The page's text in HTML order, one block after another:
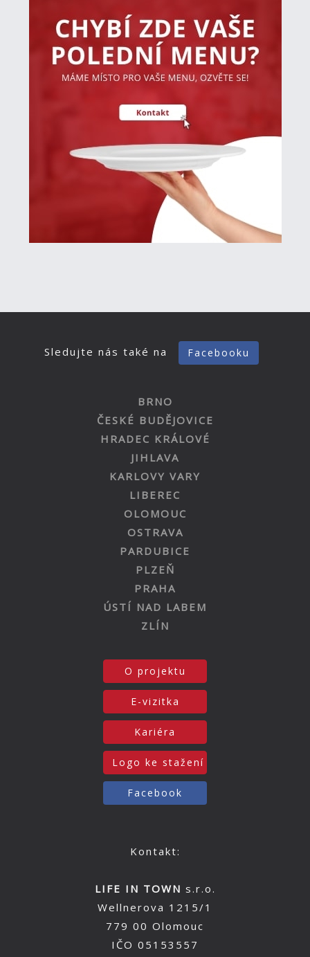
Sledujte nás také na Facebooku
BRNO
ČESKÉ BUDĚJOVICE
HRADEC KRÁLOVÉ
JIHLAVA
KARLOVY VARY
LIBEREC
OLOMOUC
OSTRAVA
PARDUBICE
PLZEŇ
PRAHA
ÚSTÍ NAD LABEM
ZLÍN
O projektu
E-vizitka
Kariéra
Logo ke stažení
Facebook
Kontakt:
LIFE IN TOWN s.r.o.
Wellnerova 1215/1
779 00 Olomouc
IČO 05153557